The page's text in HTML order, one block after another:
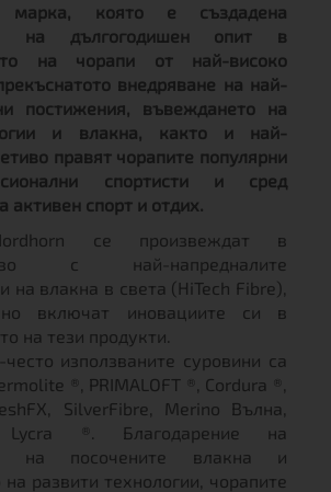
марка, която е създадена
на дългогодишен опит в
на чорапи от най-високо
внедряване на най-
постижения, въвеждането на
и влакна, както и най-
правят чорапите популярни
спортисти и сред
активен спорт и отдих.
се произвеждат в
с най-напредналите
на влакна в света (HiTech Fibre),
включат иновациите си в
на тези продукти.
използваните суровини са
®, PRIMALOFT ®, Cordura ®,
SilverFibre, Merino Вълна,
®. Благодарение на
на посочените влакна и
развити технологии, чорапите